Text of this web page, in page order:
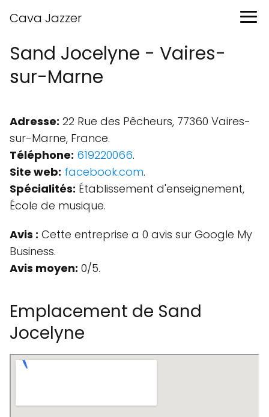
Cava Jazzer
Sand Jocelyne - Vaires-
sur-Marne
Adresse: 22 Rue des Pêcheurs, 77360 Vaires-
sur-Marne, France.
Téléphone: 619220066.
Site web: facebook.com.
Spécialités: Établissement d'enseignement,
École de musique.
Avis : Cette entreprise a 0 avis sur Google My
Business.
Avis moyen: 0/5.
Emplacement de Sand
Jocelyne